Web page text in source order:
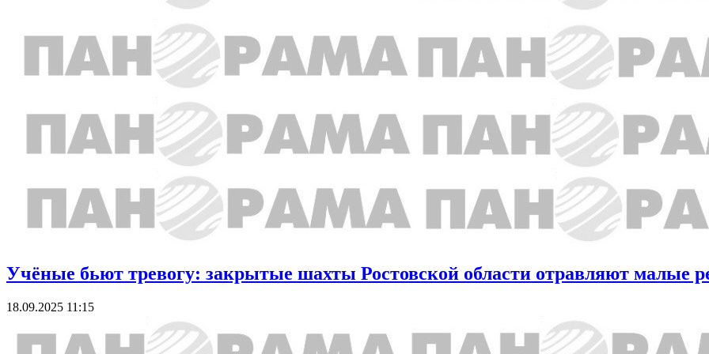
Учёные бьют тревогу: закрытые шахты Ростовской области отравляют малые
18.09.2025 11:15